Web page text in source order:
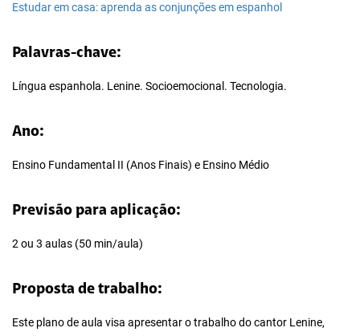
Estudar em casa: aprenda as conjunções em espanhol
Palavras-chave:
Língua espanhola. Lenine. Socioemocional. Tecnologia.
Ano:
Ensino Fundamental II (Anos Finais) e Ensino Médio
Previsão para aplicação:
2 ou 3 aulas (50 min/aula)
Proposta de trabalho:
Este plano de aula visa apresentar o trabalho do cantor Lenine,